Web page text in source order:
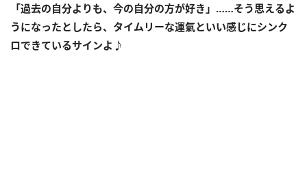
「過去の自分よりも、今の自分の方が好き」……そう思えるよ
うになったとしたら、タイムリーな運氣といい感じにシンク
ロできているサインよ♪